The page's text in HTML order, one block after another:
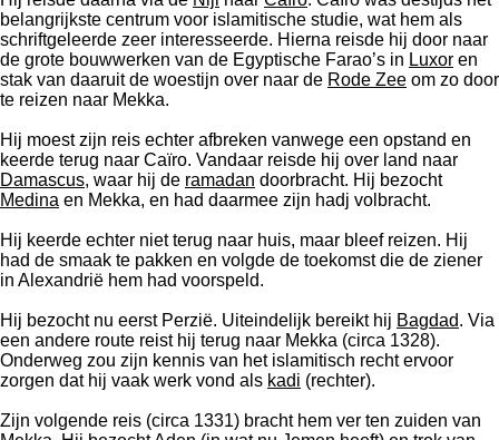
belangrijkste centrum voor islamitische studie, wat hem als
schriftgeleerde zeer interesseerde. Hierna reisde hij door naar
de grote bouwwerken van de Egyptische Farao’s in Luxor en
stak van daaruit de woestijn over naar de Rode Zee om zo door
te reizen naar Mekka.
Hij moest zijn reis echter afbreken vanwege een opstand en
keerde terug naar Caïro. Vandaar reisde hij over land naar
Damascus, waar hij de ramadan doorbracht. Hij bezocht
Medina en Mekka, en had daarmee zijn hadj volbracht.
Hij keerde echter niet terug naar huis, maar bleef reizen. Hij
had de smaak te pakken en volgde de toekomst die de ziener
in Alexandrië hem had voorspeld.
Hij bezocht nu eerst Perzië. Uiteindelijk bereikt hij Bagdad. Via
een andere route reist hij terug naar Mekka (circa 1328).
Onderweg zou zijn kennis van het islamitisch recht ervoor
zorgen dat hij vaak werk vond als kadi (rechter).
Zijn volgende reis (circa 1331) bracht hem ver ten zuiden van